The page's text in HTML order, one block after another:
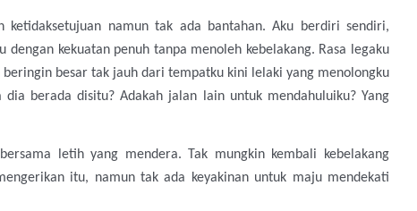
ketidaksetujuan namun tak ada bantahan. Aku berdiri sendiri,
dengan kekuatan penuh tanpa menoleh kebelakang. Rasa legaku
besar tak jauh dari tempatku kini lelaki yang menolongku
berada disitu? Adakah jalan lain untuk mendahuluiku? Yang
letih yang mendera. Tak mungkin kembali kebelakang
itu, namun tak ada keyakinan untuk maju mendekati